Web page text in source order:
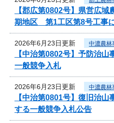
【郡広第0802号】県営広
期地区 第1工区第8号工事
2026年6月23日更新 中濃農林
【中治第0802号】予防治
一般競争入札
2026年6月23日更新 中濃農林
【中治第0801号】復旧
する一般競争入札公告